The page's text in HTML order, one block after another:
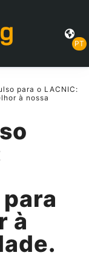
PT
para o LACNIC:
à nossa
à